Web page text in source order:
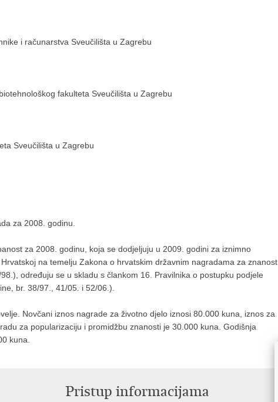
i računarstva Sveučilišta u Zagrebu
fakulteta Sveučilišta u Zagrebu
Sveučilišta u Zagrebu
za 2008. godinu.
za 2008. godinu, koja se dodjeljuju u 2009. godini za iznimno
na temelju Zakona o hrvatskim državnim nagradama za znanost
određuju se u skladu s člankom 16. Pravilnika o postupku podjele
br. 38/97., 41/05. i 52/06.).
Novčani iznos nagrade za životno djelo iznosi 80.000 kuna, iznos za
za popularizaciju i promidžbu znanosti je 30.000 kuna. Godišnja
kuna.
Pristup informacijama